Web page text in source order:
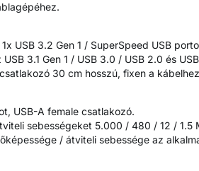
USB 3.2 Gen 1 / SuperSpeed USB
3.1 Gen 1 / USB 3.0 / USB 2.0 és USB
30 cm hosszú, fixen a
USB-A female csatlakozó.
sebességeket 5.000 / 480 / 12 / 1.5
/ átviteli sebessége az